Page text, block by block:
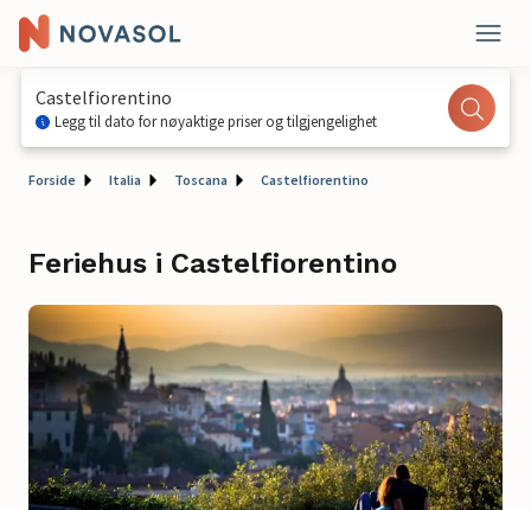
Castelfiorentino
Legg til dato for nøyaktige priser og tilgjengelighet
Forside Italia Toscana Castelfiorentino
Feriehus i Castelfiorentino